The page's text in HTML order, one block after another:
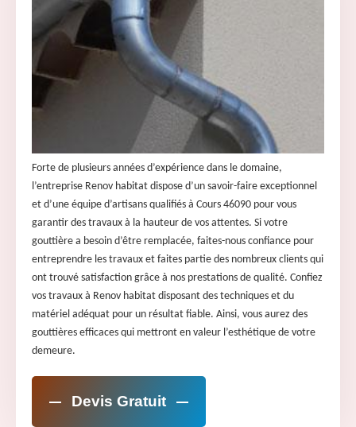
Forte de plusieurs années d’expérience dans le domaine,
l’entreprise Renov habitat dispose d’un savoir-faire exceptionnel
et d’une équipe d’artisans qualifiés à Cours 46090 pour vous
garantir des travaux à la hauteur de vos attentes. Si votre
gouttière a besoin d’être remplacée, faites-nous confiance pour
entreprendre les travaux et faites partie des nombreux clients qui
ont trouvé satisfaction grâce à nos prestations de qualité. Confiez
vos travaux à Renov habitat disposant des techniques et du
matériel adéquat pour un résultat fiable. Ainsi, vous aurez des
gouttières efficaces qui mettront en valeur l’esthétique de votre
demeure.
Devis Gratuit